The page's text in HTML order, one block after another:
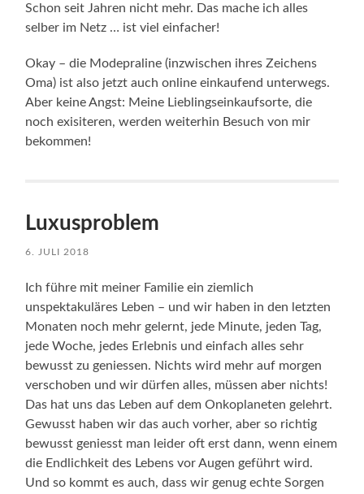
Schon seit Jahren nicht mehr. Das mache ich alles
selber im Netz … ist viel einfacher!
Okay – die Modepraline (inzwischen ihres Zeichens
Oma) ist also jetzt auch online einkaufend unterwegs.
Aber keine Angst: Meine Lieblingseinkaufsorte, die
noch exisiteren, werden weiterhin Besuch von mir
bekommen!
Luxusproblem
6. JULI 2018
Ich führe mit meiner Familie ein ziemlich
unspektakuläres Leben – und wir haben in den letzten
Monaten noch mehr gelernt, jede Minute, jeden Tag,
jede Woche, jedes Erlebnis und einfach alles sehr
bewusst zu geniessen. Nichts wird mehr auf morgen
verschoben und wir dürfen alles, müssen aber nichts!
Das hat uns das Leben auf dem Onkoplaneten gelehrt.
Gewusst haben wir das auch vorher, aber so richtig
bewusst geniesst man leider oft erst dann, wenn einem
die Endlichkeit des Lebens vor Augen geführt wird.
Und so kommt es auch, dass wir genug echte Sorgen